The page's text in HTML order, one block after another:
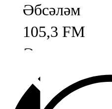
Әбсәләм
105,3 FM
Әлмәт
92,9 FM
Базарлы матак